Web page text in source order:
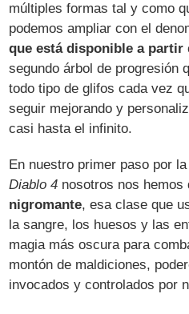
múltiples formas tal y como
podemos ampliar con el
que está disponible a partir
segundo árbol de progresión
todo tipo de glifos cada vez
seguir mejorando y
casi hasta el infinito.
En nuestro primer paso por
Diablo 4 nosotros nos hemos
nigromante, esa clase que
la sangre, los huesos y las
magia más oscura para
montón de maldiciones,
invocados y controlados por